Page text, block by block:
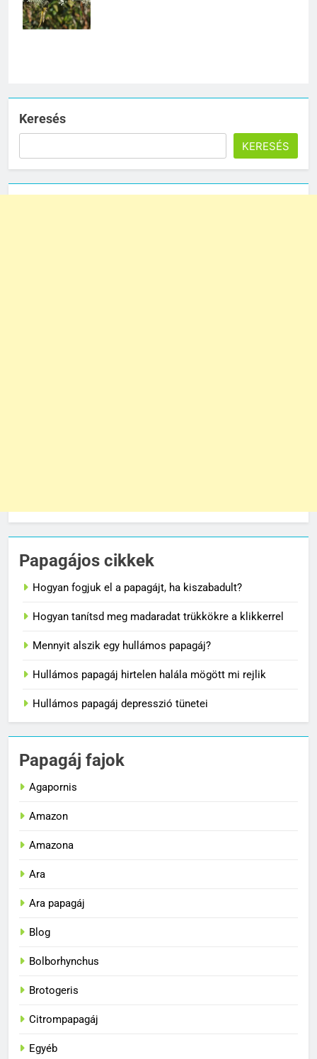
lenyűgöző.
Keresés
KERESÉS
Papagájos cikkek
Hogyan fogjuk el a papagájt, ha kiszabadult?
Hogyan tanítsd meg madaradat trükkökre a klikkerrel
Mennyit alszik egy hullámos papagáj?
Hullámos papagáj hirtelen halála mögött mi rejlik
Hullámos papagáj depresszió tünetei
Papagáj fajok
Agapornis
Amazon
Amazona
Ara
Ara papagáj
Blog
Bolborhynchus
Brotogeris
Citrompapagáj
Egyéb